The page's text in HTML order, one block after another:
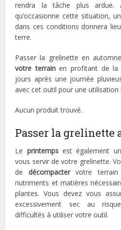
rendra la tâche plus ardue.
qu’occasionne cette situation,
dans ces conditions donnera
terre.
Passer la grelinette en
votre terrainen profitant de la
jours après une journée
avec cet outil pour une utilisation
Aucun produit trouvé.
Passer la grelinette
Le printempsest également
vous servir de votre grelinette.
de décompactervotre terrain
nutriments et matières
plantes. Vous devez vous
excessivement sec au risque
difficultés à utiliser votre outil.